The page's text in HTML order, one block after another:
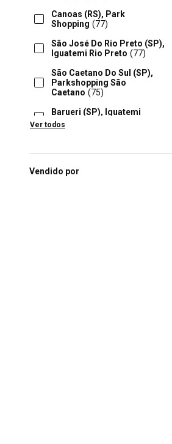
Canoas (RS), Park
Shopping (77)
São José Do Rio Preto (SP),
Iguatemi Rio Preto (77)
São Caetano Do Sul (SP),
Parkshopping São
Caetano (75)
Barueri (SP), Iguatemi
Alphaville
Pato Branco (PR), Pato Branco
Ver todos
Vendido por